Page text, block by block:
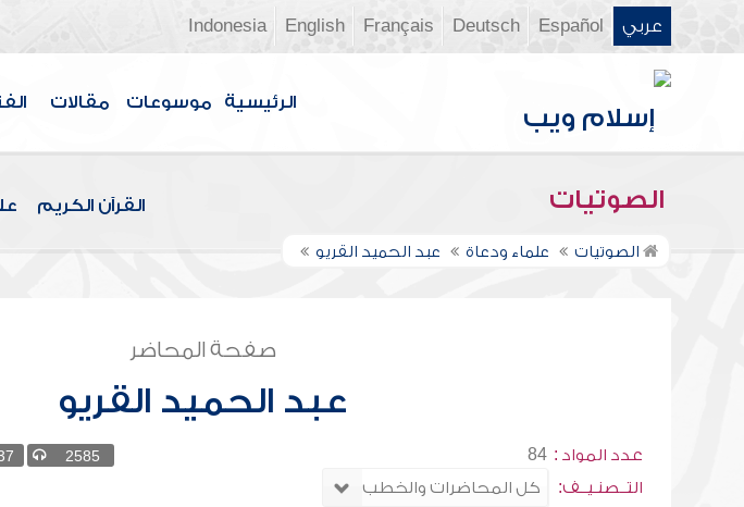
عربي Español
Deutsch
Français
English
Indonesia
الرئيسية موسوعات مقالات
الصوتيات القرآن الكريم
الصوتيات علماء ودعاة عبد الحميد القريو
صفحة المحاضر
عبد الحميد القريو
عدد المواد : 84
التــصنـيــف:
2585